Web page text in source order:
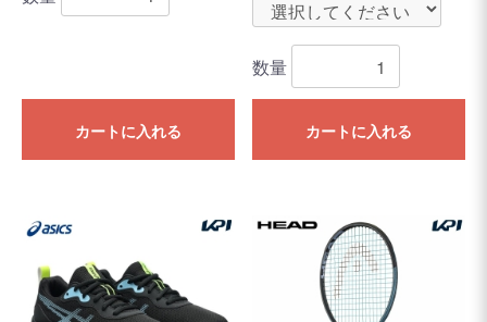
カートに入れる
数量
カートに入れる